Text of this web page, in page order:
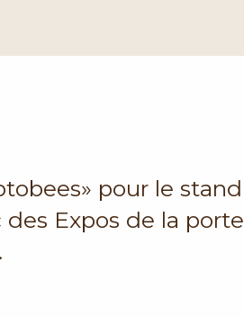
pour le stand
Expos de la porte